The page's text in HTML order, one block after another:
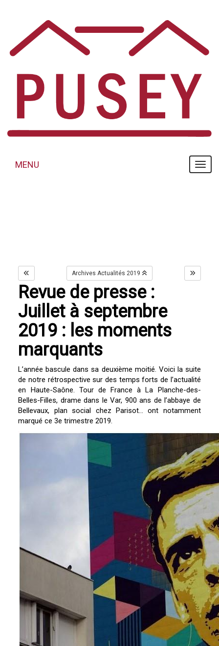
MENU
MENU
Archives Actualités 2019
Revue de presse :
Juillet à septembre
2019 : les moments
marquants
L’année bascule dans sa deuxième moitié. Voici la suite
de notre rétrospective sur des temps forts de l’actualité
en Haute-Saône. Tour de France à La Planche-des-
Belles-Filles, drame dans le Var, 900 ans de l’abbaye de
Bellevaux, plan social chez Parisot… ont notamment
marqué ce 3e trimestre 2019.